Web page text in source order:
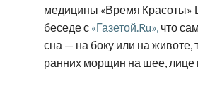
медицины «Время Красоты»
беседе с «Газетой.Ru», что
сна — на боку или на животе,
ранних морщин на шее, лице